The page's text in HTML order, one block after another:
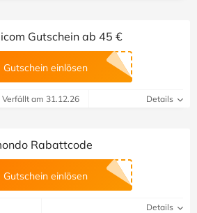
Gutschein ab 45 €
Gutschein einlösen
Verfällt am 31.12.26 Details
Rabattcode
Gutschein einlösen
Details